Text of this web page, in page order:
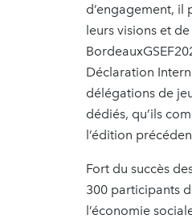
d’engagement, il
leurs visions et
Déclaration
délégations de
dédiés, qu’ils
l’édition
Fort du succès
300 participants
l’économie